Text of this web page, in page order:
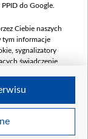
do Google.
Ciebie naszych
tym informacje
sygnalizatory
świadczenie
Ciebie